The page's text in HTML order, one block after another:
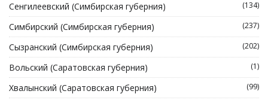
Сенгилеевский (Симбирская губерния) (134)
Симбирский (Симбирская губерния) (237)
Сызранский (Симбирская губерния) (202)
Вольский (Саратовская губерния) (1)
Хвалынский (Саратовская губерния) (99)